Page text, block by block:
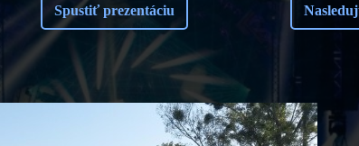
Spustiť prezentáciu